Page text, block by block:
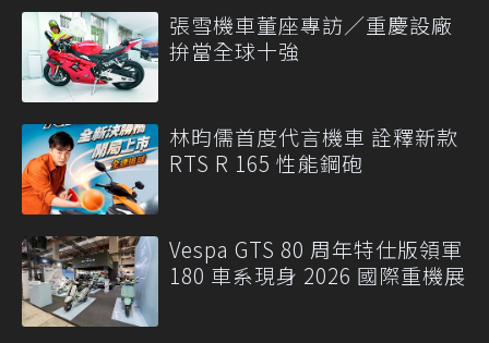
張雪機車董座專訪／重慶設廠
拚當全球十強
林昀儒首度代言機車 詮釋新款
RTS R 165 性能鋼砲
Vespa GTS 80 周年特仕版領軍
180 車系現身 2026 國際重機展